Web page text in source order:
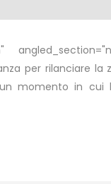
per rilanciare la
un momento in cui